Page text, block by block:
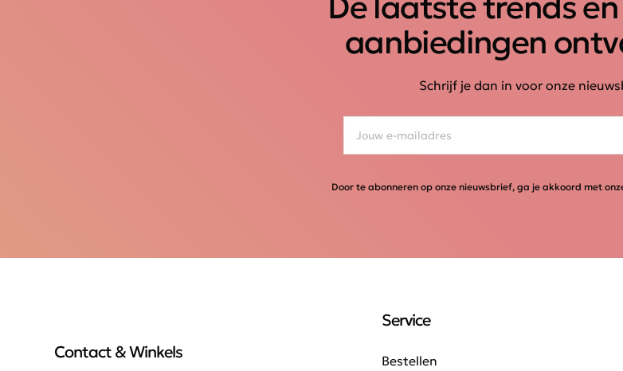
aanbiedingen
Schrijf je dan in voor onze
Door te abonneren op onze nieuwsbrief, ga je akkoord met
Contact & Winkels
Service
Bestellen